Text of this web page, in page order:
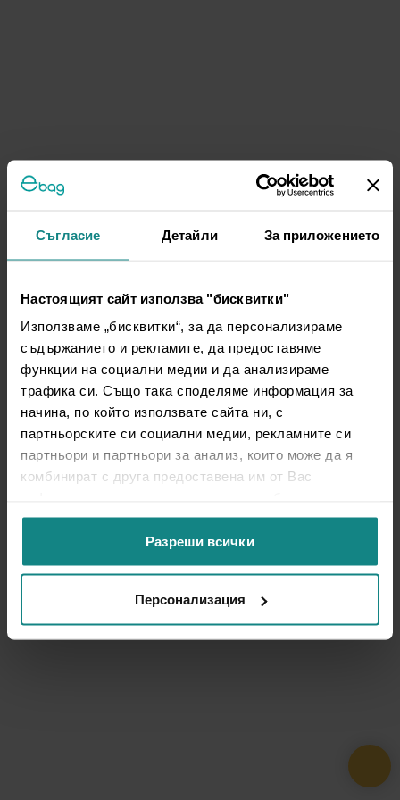
Съгласие Детайли За приложението
Настоящият сайт използва "бисквитки"
Използваме „бисквитки“, за да персонализираме
съдържанието и рекламите, да предоставяме
функции на социални медии и да анализираме
трафика си. Също така споделяме информация за
начина, по който използвате сайта ни, с
партньорските си социални медии, рекламните си
партньори и партньори за анализ, които може да я
комбинират с друга предоставена им от Вас
ползването от Ваша страна на услугите им.
Разреши всички
Персонализация